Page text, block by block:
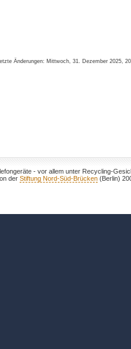
Änderungen: Mittwoch, 31. Dezember 2025,
- vor allem unter Recycling-
der Stiftung Nord-Süd-Brücken(Berlin)